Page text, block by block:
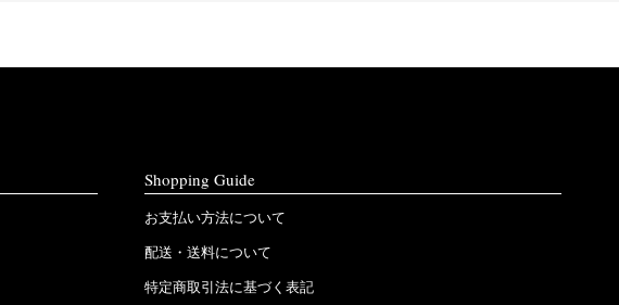
Shopping Guide
お支払い方法について
配送・送料について
特定商取引法に基づく表記